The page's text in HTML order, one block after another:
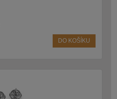
DO KOŠÍKU